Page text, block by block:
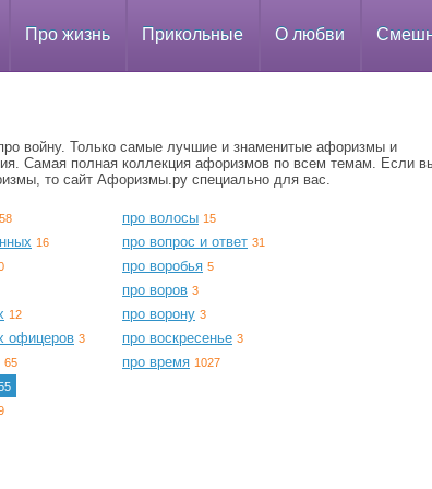
Про жизнь Прикольные О любви
войну. Только самые лучшие и знаменитые афоризмы и
Самая полная коллекция афоризмов по всем темам. Если
то сайт Афоризмы.ру специально для вас.
58
16
12
офицеров 3
65
про волосы 15
про вопрос и ответ 31
про воробья 5
про воров 3
про ворону 3
про воскресенье 3
про время 1027